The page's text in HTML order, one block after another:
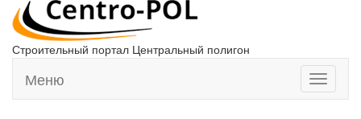
Строительный портал Центральный полигон
Toggle
Меню